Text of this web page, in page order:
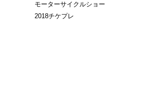
モーターサイクルショー
2018チケプレ